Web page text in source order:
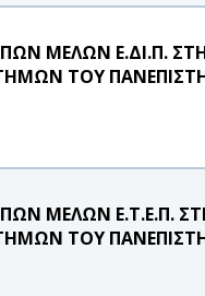
ΜΕΛΩΝ Ε.ΔΙ.Π. ΣΤΗ
ΤΟΥ
ΜΕΛΩΝ Ε.Τ.Ε.Π.
ΤΟΥ